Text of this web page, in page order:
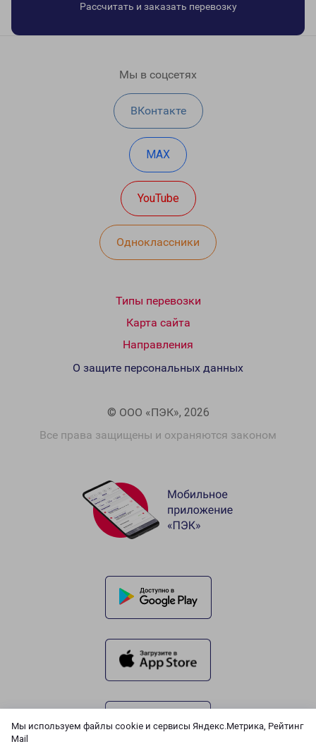
Мы используем файлы cookie и сервисы Яндекс.Метрика, Рейтинг
Mail
Рассчитать и заказать перевозку
Мы в соцсетях
ВКонтакте
MAX
YouTube
Одноклассники
Типы перевозки
Карта сайта
Направления
© ООО «ПЭК», 2026
Все права защищены и охраняются законом
О защите персональных данных